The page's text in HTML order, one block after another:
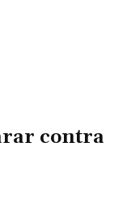
contra